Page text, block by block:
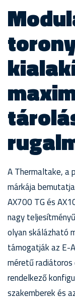
A Thermaltake, a
márkája
AX700 TG és
nagy
olyan skálázható
támogatják az E-
méretű
rendelkező
szakemberek és